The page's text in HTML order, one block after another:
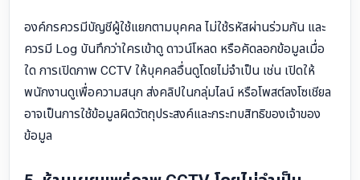
องค์กรควรมีบัญชีผู้ใช้แยกตามบุคคล ไม่ใช้รหัสผ่านร่วมกัน และ
ควรมี Log บันทึกว่าใครเข้าดู ดาวน์โหลด หรือคัดลอกข้อมูลเมื่อ
ใด การเปิดภาพ CCTV ให้บุคคลอื่นดูโดยไม่จำเป็น เช่น เปิดให้
พนักงานดูเพื่อความสนุก ส่งคลิปในกลุ่มไลน์ หรือโพสต์ลงโซเชียล
อาจเป็นการใช้ข้อมูลผิดวัตถุประสงค์และกระทบสิทธิของเจ้าของ
ข้อมูล